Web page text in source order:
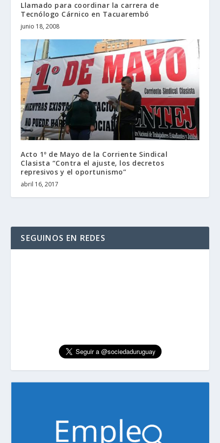
Llamado para coordinar la carrera de
Tecnólogo Cárnico en Tacuarembó
junio 18, 2008
Acto 1º de Mayo de la Corriente Sindical
Clasista “Contra el ajuste, los decretos
represivos y el oportunismo”
abril 16, 2017
SEGUINOS EN REDES